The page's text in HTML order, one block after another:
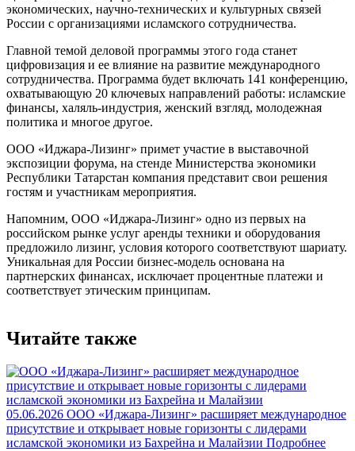
экономических, научно-технических и культурных связей
России с организациями исламского сотрудничества.
Главной темой деловой программы этого года станет
цифровизация и ее влияние на развитие международного
сотрудничества. Программа будет включать 141 конференцию,
охватывающую 20 ключевых направлений работы: исламские
финансы, халяль-индустрия, женский взгляд, молодежная
политика и многое другое.
ООО «Иджара-Лизинг» примет участие в выставочной
экспозиции форума, на стенде Министерства экономики
Республики Татарстан компания представит свои решения
гостям и участникам мероприятия.
Напомним, ООО «Иджара-Лизинг» одно из первых на
российском рынке услуг аренды техники и оборудования
предложило лизинг, условия которого соответствуют шариату.
Уникальная для России бизнес-модель основана на
партнерских финансах, исключает процентные платежи и
соответствует этическим принципам.
Читайте также
05.06.2026 ООО «Иджара-Лизинг» расширяет международное
присутствие и открывает новые горизонты с лидерами
исламской экономики из Бахрейна и Малайзии Подробнее